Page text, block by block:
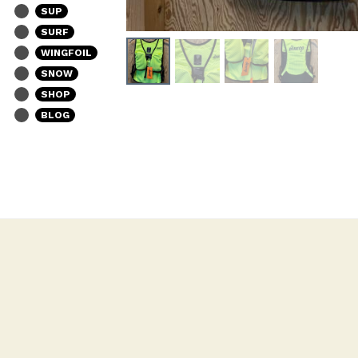
SUP
SURF
WINGFOIL
SNOW
SHOP
BLOG